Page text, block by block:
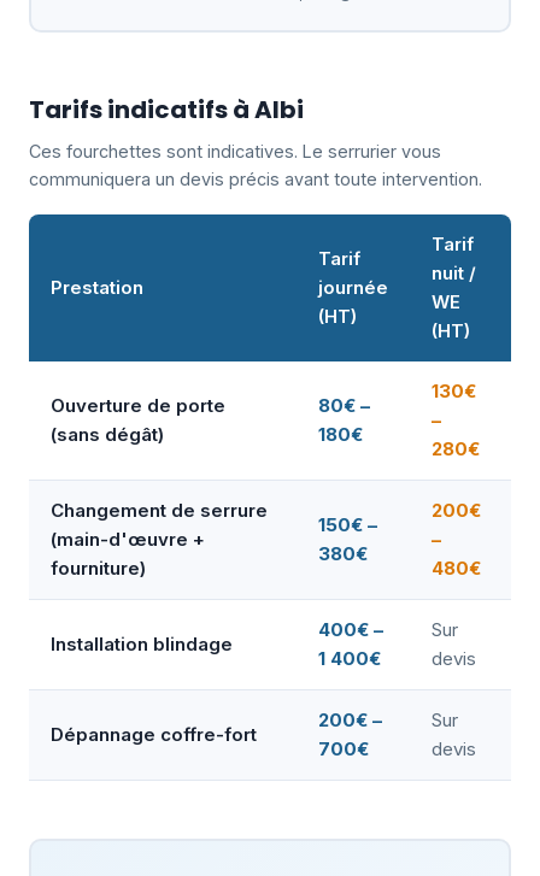
Tarifs indicatifs à Albi
Ces fourchettes sont indicatives. Le serrurier vous
communiquera un devis précis avant toute intervention.
Prestation
Tarif
journée
(HT)
Tarif
nuit /
WE
(HT)
Ouverture de porte
(sans dégât)
80€ –
180€
130€
–
280€
Changement de serrure
(main-d'œuvre +
fourniture)
150€ –
380€
200€
–
480€
Installation blindage
400€ –
1 400€
Sur
devis
Dépannage coffre-fort
200€ –
700€
Sur
devis